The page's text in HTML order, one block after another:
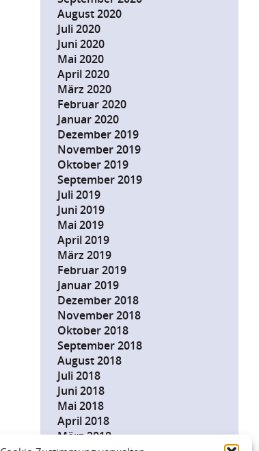
August 2020
Juli 2020
Juni 2020
Mai 2020
April 2020
März 2020
Februar 2020
Januar 2020
Dezember 2019
November 2019
Oktober 2019
September 2019
Juli 2019
Juni 2019
Mai 2019
April 2019
März 2019
Februar 2019
Januar 2019
Dezember 2018
November 2018
Oktober 2018
September 2018
August 2018
Juli 2018
Juni 2018
Mai 2018
April 2018
März 2018